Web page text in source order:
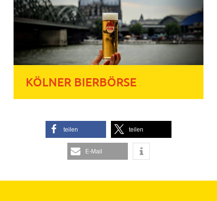
KÖLNER BIERBÖRSE
teilen teilen
E-Mail